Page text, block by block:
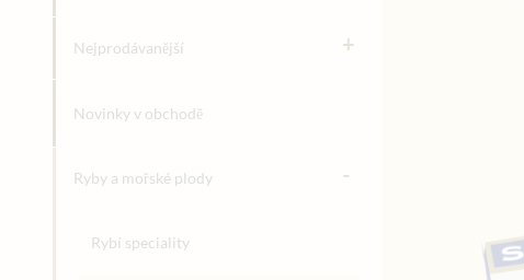
Nejprodávanější +
Novinky v obchodě
Ryby a mořské plody -
Rybí speciality